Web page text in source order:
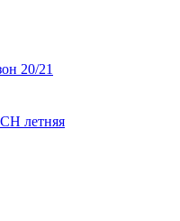
20/21
летняя